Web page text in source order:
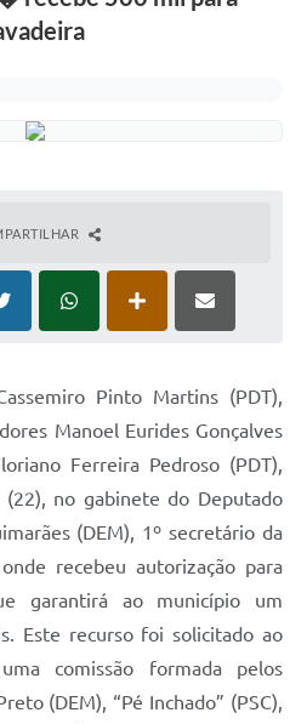
Pinto Martins (PDT),
Manoel Eurides Gonçalves
Ferreira Pedroso (PDT),
no gabinete do Deputado
(DEM), 1º secretário da
recebeu autorização para
garantirá ao município um
Este recurso foi solicitado ao
comissão formada pelos
(DEM), “Pé Inchado” (PSC),